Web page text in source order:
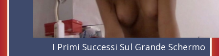
I Primi Successi Sul Grande Schermo